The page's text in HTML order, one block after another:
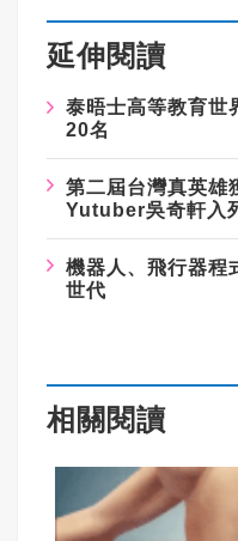
延伸閱讀
泰晤士高等教育世
20名
第二屆台灣真英雄
Yutuber吳奇軒入
機器人、飛行器
世代
相關閱讀